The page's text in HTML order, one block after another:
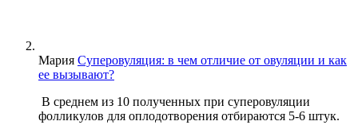
Мария Суперовуляция: в чем отличие от овуляции и как
ее вызывают?
В среднем из 10 полученных при суперовуляции
фолликулов для оплодотворения отбираются 5-6 штук.